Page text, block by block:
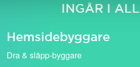
INGÅR I
Hemside­byggare
Dra & släpp-byggare